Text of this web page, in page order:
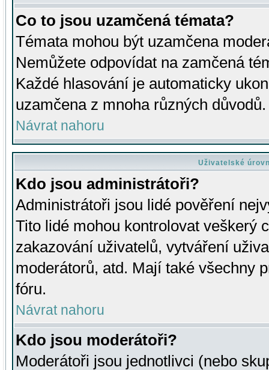
Co to jsou uzamčená témata?
Témata mohou být uzamčena
Nemůžete odpovídat na zamčená
Každé hlasování je automaticky
uzamčena z mnoha různých důvodů.
Návrat nahoru
Uživatelské
Kdo jsou administrátoři?
Administrátoři jsou lidé pověření
Tito lidé mohou kontrolovat veškerý
zakazování uživatelů, vytváření
moderátorů, atd. Mají také všechny
fóru.
Návrat nahoru
Kdo jsou moderátoři?
Moderátoři jsou jednotlivci (nebo